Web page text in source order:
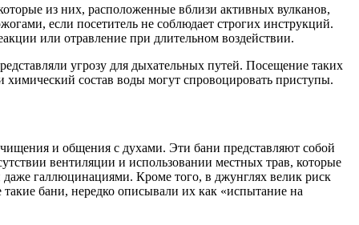
из них, расположенные вблизи активных вулканов,
если посетитель не соблюдает строгих инструкций.
или отравление при длительном воздействии.
угрозу для дыхательных путей. Посещение таких
химический состав воды могут спровоцировать приступы.
и общения с духами. Эти бани представляют собой
вентиляции и использовании местных трав, которые
галлюцинациями. Кроме того, в джунглях велик риск
бани, нередко описывали их как «испытание на